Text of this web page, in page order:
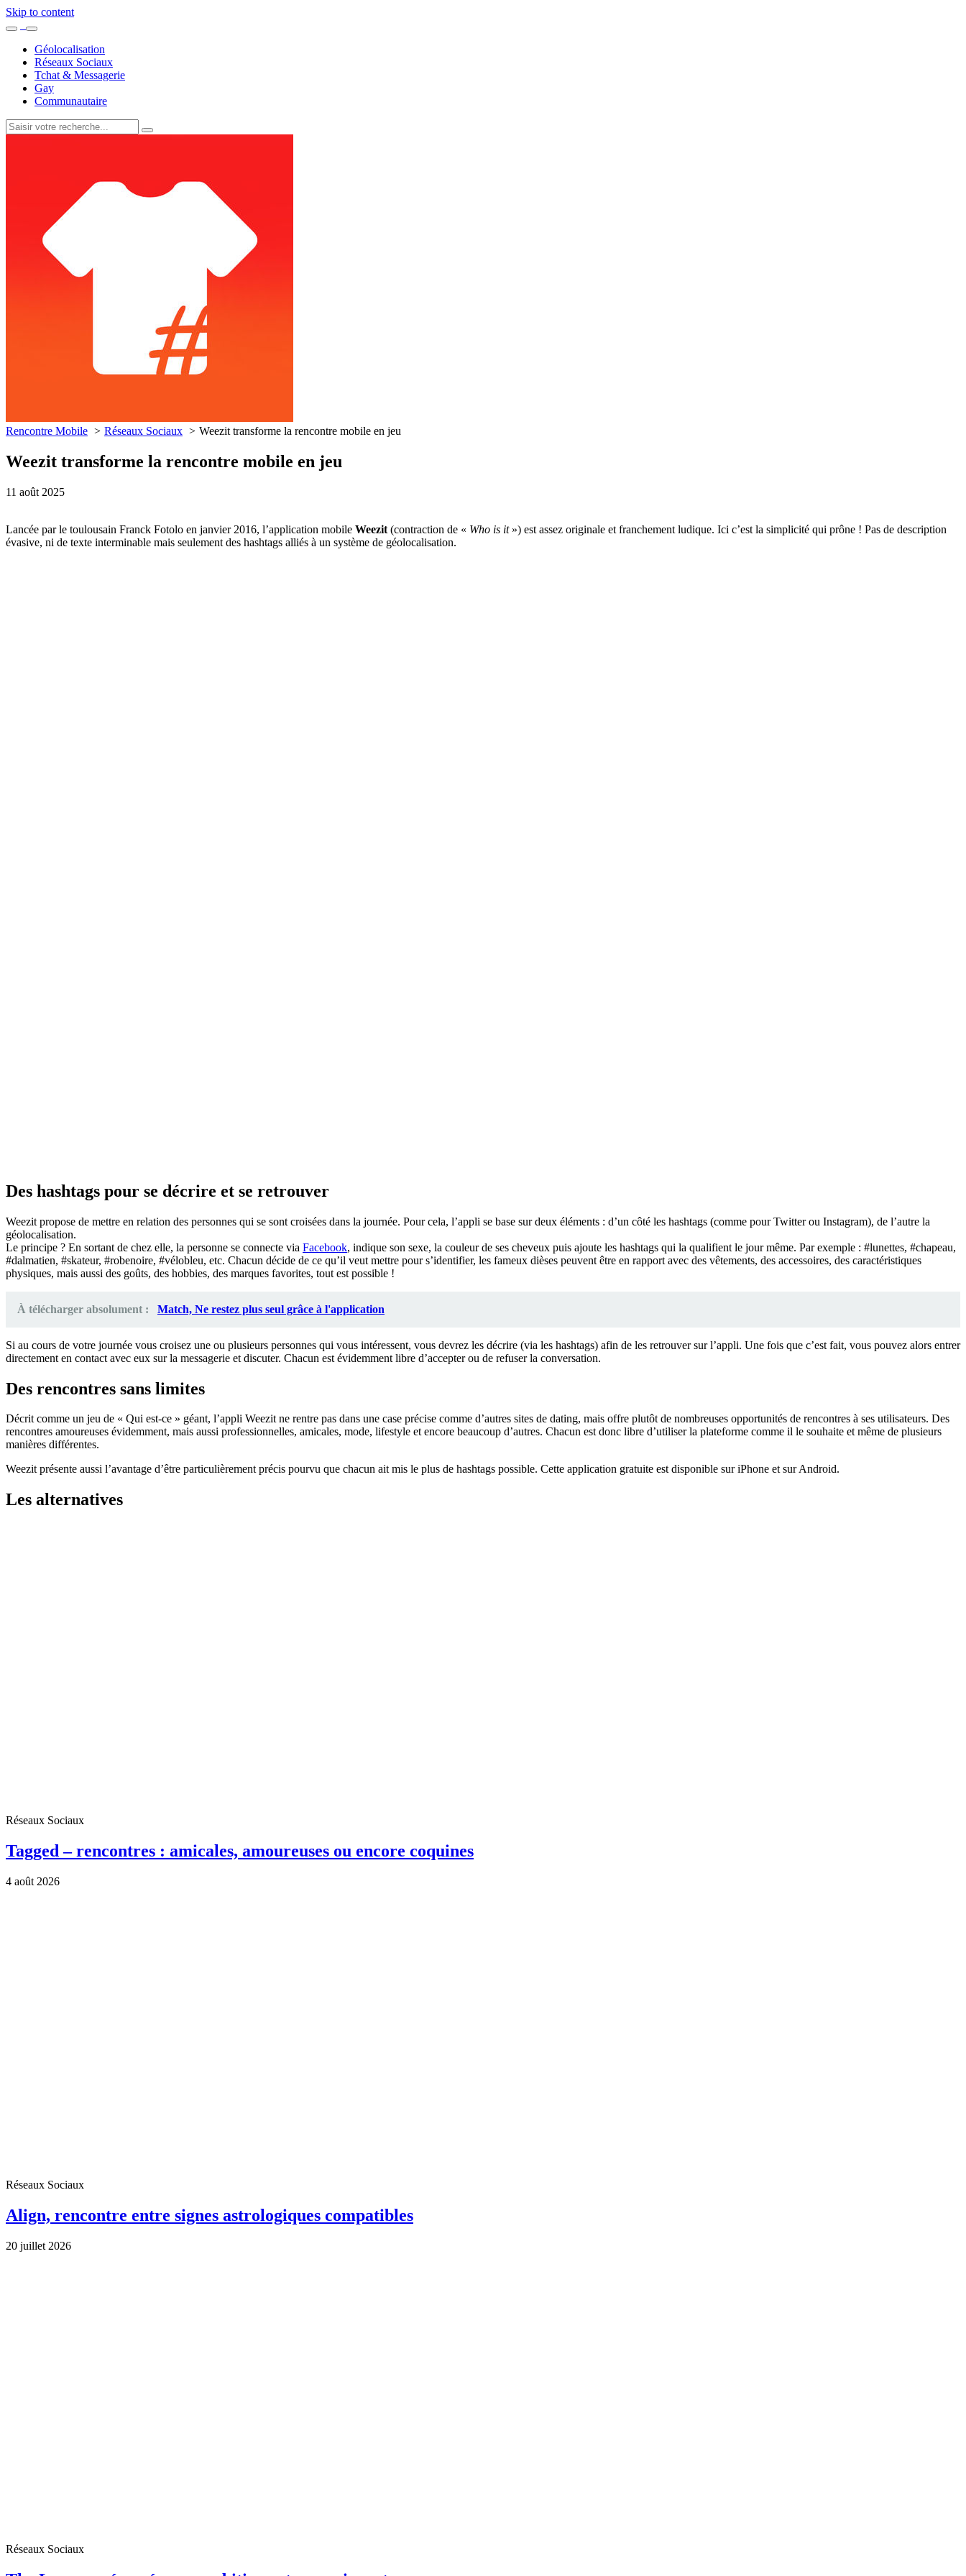
Skip to content
Géolocalisation
Réseaux Sociaux
Tchat & Messagerie
Gay
Communautaire
Rencontre Mobile Réseaux Sociaux Weezit transforme la rencontre mobile en jeu
Weezit transforme la rencontre mobile en jeu
11 août 2025
Lancée par le toulousain Franck Fotolo en janvier 2016, l’application mobile Weezit (contraction de « Who is it») est assez originale et franchement ludique. Ici c’est la simplicité qui prône ! Pas de description
évasive, ni de texte interminable mais seulement des hashtags alliés à un système de géolocalisation.
Des hashtags pour se décrire et se retrouver
Weezit propose de mettre en relation des personnes qui se sont croisées dans la journée. Pour cela, l’appli se base sur deux éléments : d’un côté les hashtags (comme pour Twitter ou Instagram), de l’autre la
géolocalisation.
Le principe ? En sortant de chez elle, la personne se connecte via Facebook, indique son sexe, la couleur de ses cheveux puis ajoute les hashtags qui la qualifient le jour même. Par exemple : #lunettes, #chapeau,
#dalmatien, #skateur, #robenoire, #vélobleu, etc. Chacun décide de ce qu’il veut mettre pour s’identifier, les fameux dièses peuvent être en rapport avec des vêtements, des accessoires, des caractéristiques
physiques, mais aussi des goûts, des hobbies, des marques favorites, tout est possible !
À télécharger absolument : Match, Ne restez plus seul grâce à l'application
Si au cours de votre journée vous croisez une ou plusieurs personnes qui vous intéressent, vous devrez les décrire (via les hashtags) afin de les retrouver sur l’appli. Une fois que c’est fait, vous pouvez alors entrer
directement en contact avec eux sur la messagerie et discuter. Chacun est évidemment libre d’accepter ou de refuser la conversation.
Des rencontres sans limites
Décrit comme un jeu de « Qui est-ce » géant, l’appli Weezit ne rentre pas dans une case précise comme d’autres sites de dating, mais offre plutôt de nombreuses opportunités de rencontres à ses utilisateurs. Des
rencontres amoureuses évidemment, mais aussi professionnelles, amicales, mode, lifestyle et encore beaucoup d’autres. Chacun est donc libre d’utiliser la plateforme comme il le souhaite et même de plusieurs
manières différentes.
Weezit présente aussi l’avantage d’être particulièrement précis pourvu que chacun ait mis le plus de hashtags possible. Cette application gratuite est disponible sur iPhone et sur Android.
Les alternatives
Réseaux Sociaux
Tagged – rencontres : amicales, amoureuses ou encore coquines
4 août 2026
Réseaux Sociaux
Align, rencontre entre signes astrologiques compatibles
20 juillet 2026
Réseaux Sociaux